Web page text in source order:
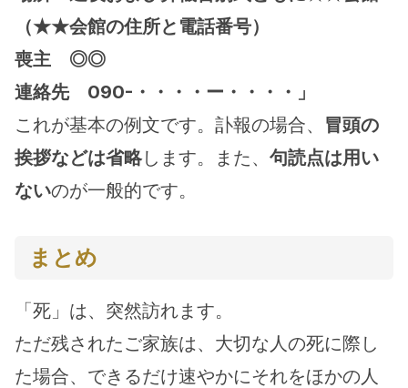
（★★会館の住所と電話番号）
喪主　◎◎
連絡先　090-・・・・ー・・・・」
これが基本の例文です。訃報の場合、 冒頭の
挨拶などは省略します。また、 句読点は用い
ないのが一般的です。
まとめ
「死」は、突然訪れます。
ただ残されたご家族は、大切な人の死に際し
た場合、できるだけ速やかにそれをほかの人